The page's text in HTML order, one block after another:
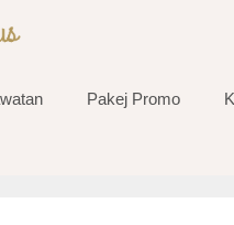
Pakej Promo